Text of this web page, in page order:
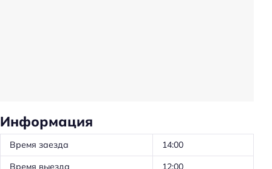
Трансфер: до/от пляжа
Трансфер: до/от аэропорта
Частота уборки: ежедневно
Информация
Время заезда
14:00
Время выезда
12:00